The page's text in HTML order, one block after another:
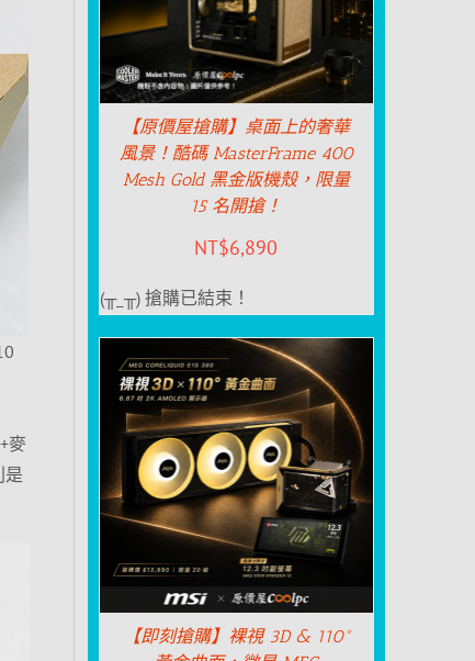
麥
是
【原價屋搶購】桌面上的奢華
風景！酷碼 MasterFrame 400
Mesh Gold 黑金版機殼，限量
15 名開搶！
NT$6,890
(╥_╥) 搶購已結束！
【即刻搶購】裸視 3D & 110°